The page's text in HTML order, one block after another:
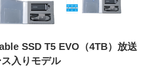
SSD T5 EVO（4TB）放送
入りモデル